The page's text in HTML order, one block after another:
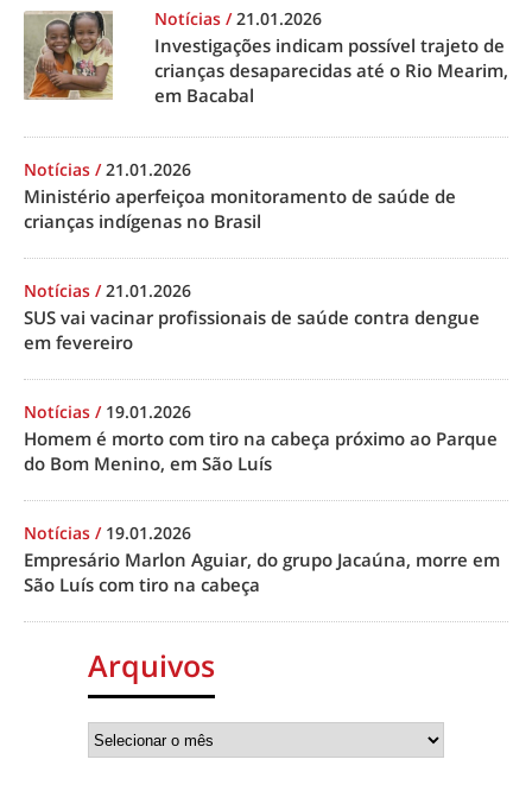
Notícias /21.01.2026
Investigações indicam possível trajeto de
crianças desaparecidas até o Rio Mearim,
em Bacabal
Notícias /21.01.2026
Ministério aperfeiçoa monitoramento de saúde de
crianças indígenas no Brasil
Notícias /21.01.2026
SUS vai vacinar profissionais de saúde contra dengue
em fevereiro
Notícias / 19.01.2026
Homem é morto com tiro na cabeça próximo ao Parque
do Bom Menino, em São Luís
Notícias / 19.01.2026
Empresário Marlon Aguiar, do grupo Jacaúna, morre em
São Luís com tiro na cabeça
Arquivos